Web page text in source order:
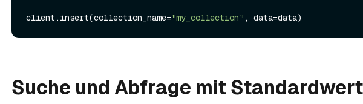
client.insert(collection_name="my_collection"
Suche und Abfrage mit